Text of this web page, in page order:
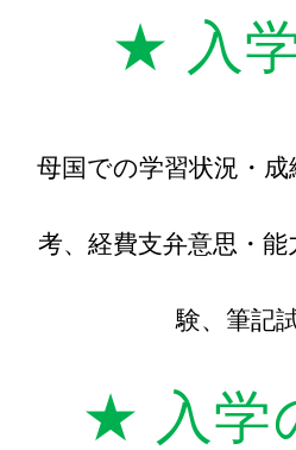
★ 入
母国での学習状況・
考、経費支弁意思・
験、筆記試
★ 入学